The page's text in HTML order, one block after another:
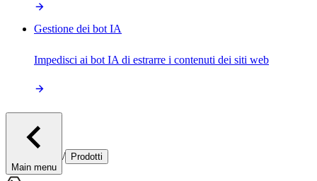
Gestione dei bot IA
Impedisci ai bot IA di estrarre i contenuti dei siti web
Main menu
/ Prodotti